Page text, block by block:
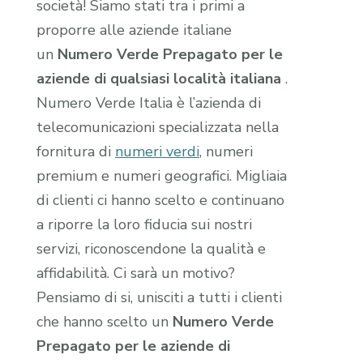
società! Siamo stati tra i primi a
proporre alle aziende italiane
un Numero Verde Prepagato per le
aziende di qualsiasi località italiana.
Numero Verde Italia è l’azienda di
telecomunicazioni specializzata nella
fornitura di numeri verdi, numeri
premium e numeri geografici. Migliaia
di clienti ci hanno scelto e continuano
a riporre la loro fiducia sui nostri
servizi, riconoscendone la qualità e
affidabilità. Ci sarà un motivo?
Pensiamo di si, unisciti a tutti i clienti
che hanno scelto un Numero Verde
Prepagato per le aziende di